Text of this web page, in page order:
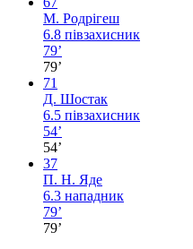
М. Родрігеш
6.8 півзахисник
79’
79’
71
Д. Шостак
6.5 півзахисник
54’
54’
37
П. Н. Яде
6.3 нападник
79’
79’